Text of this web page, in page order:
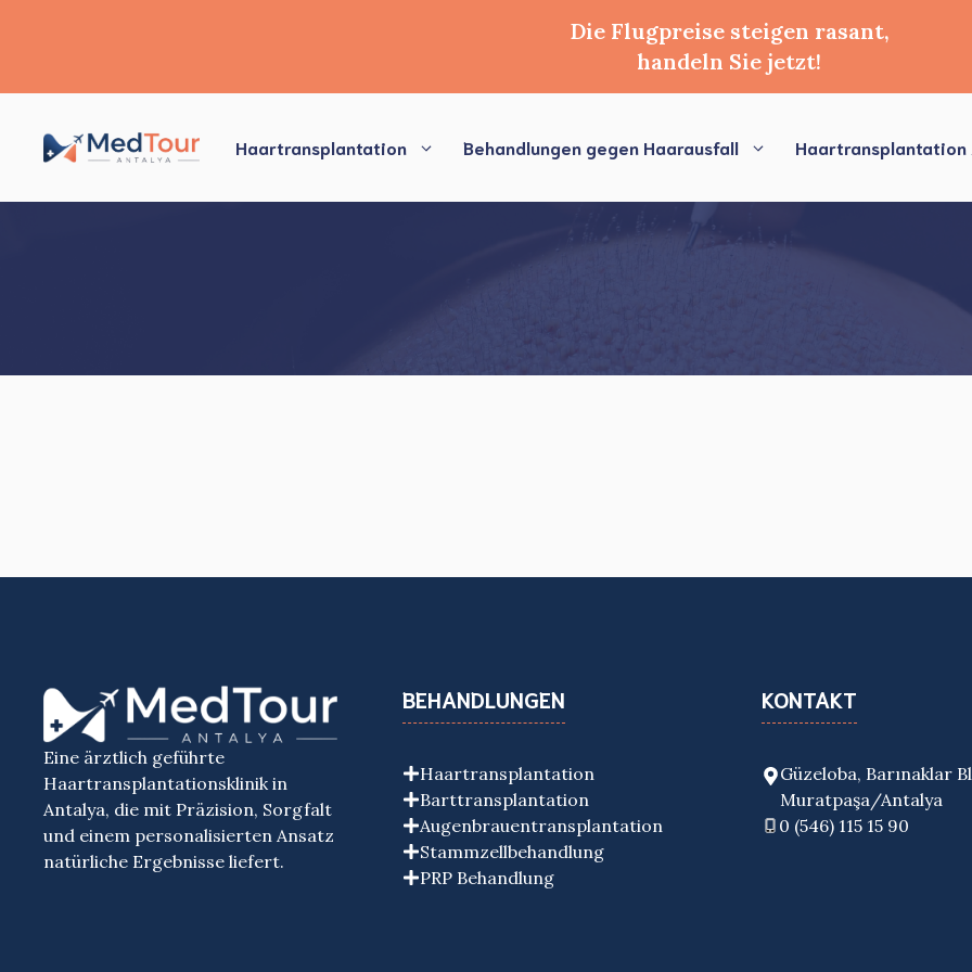
Die Flugpreise steigen rasant,
handeln Sie jetzt!
Inhalt
springen
Haartransplantation Behandlungen gegen Haarausfall Haartransplantation
Eine ärztlich geführte
Haartransplantationsklinik in
Antalya, die mit Präzision, Sorgfalt
und einem personalisierten Ansatz
natürliche Ergebnisse liefert.
BEHANDLUNGEN
Haartransplantation
Barttransplantation
Augenbrauentransplantation
Stammzellbehandlung
PRP Behandlung
KONTAKT
Güzeloba, Barınaklar
Muratpaşa/Antalya
0 (546) 115 15 90